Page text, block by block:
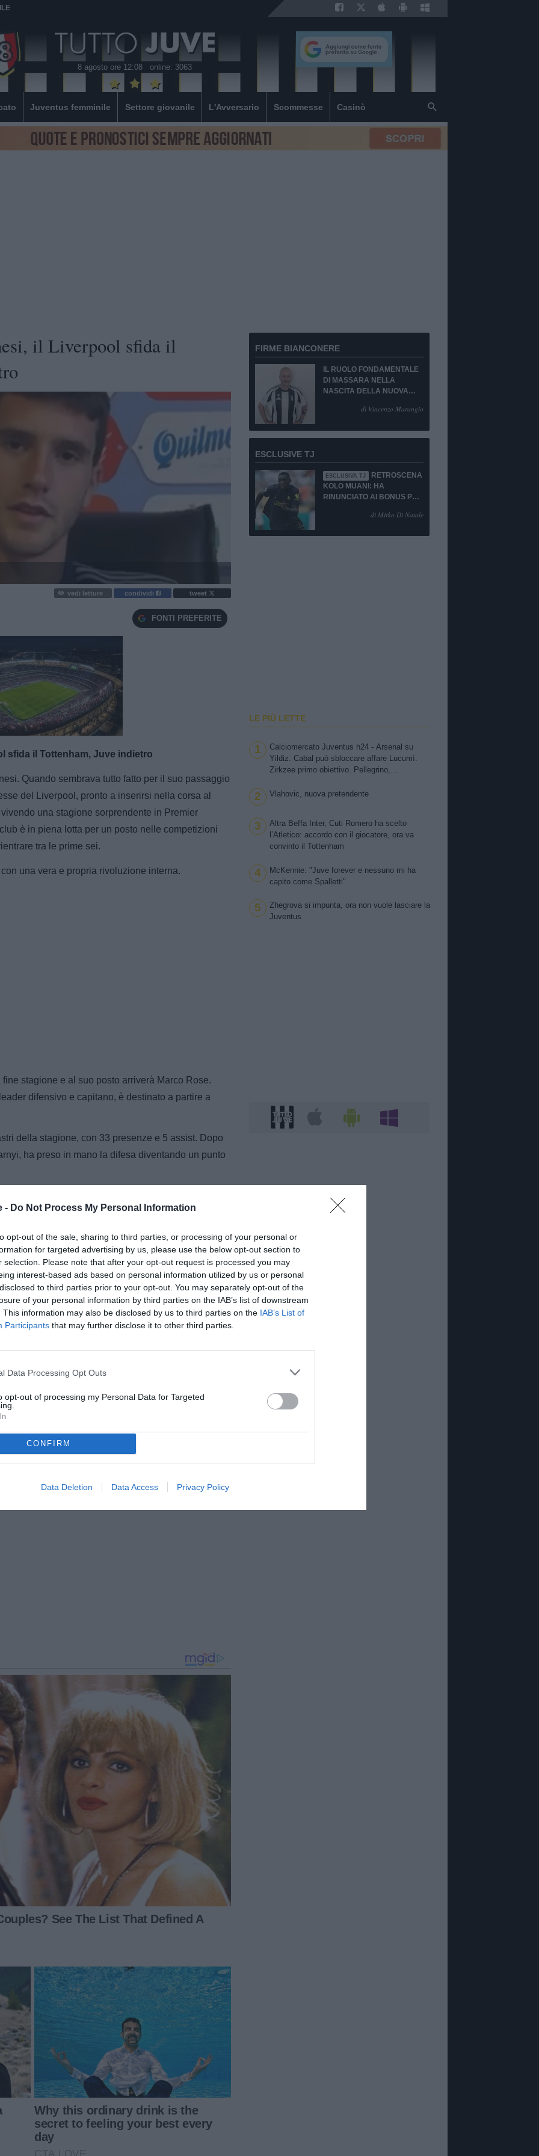
- Do Not Process My Personal Information
opt-out of the sale, sharing to third parties, or processing of your personal or
for targeted advertising by us, please use the below opt-out section to
selection. Please note that after your opt-out request is processed you may
interest-based ads based on personal information utilized by us or personal
to third parties prior to your opt-out. You may separately opt-out of the
of your personal information by third parties on the IAB’s list of downstream
This information may also be disclosed by us to third parties on the IAB’s List of
Participants that may further disclose it to other third parties.
Data Processing Opt Outs
opt-out of processing my Personal Data for Targeted
CONFIRM
Data Deletion Data Access Privacy Policy
8 agosto ore 12:08 online: 3063
Juventus femminile Settore giovanile L'Avversario Scommesse Casinò
il Liverpool sfida il
vedi letture condividi
tweet
FONTI PREFERITE
Loaded
100.00%
sfida il Tottenham, Juve indietro
Quando sembrava tutto fatto per il suo passaggio
del Liverpool, pronto a inserirsi nella corsa al
una stagione sorprendente in Premier
è in piena lotta per un posto nelle competizioni
tra le prime sei.
una vera e propria rivoluzione interna.
stagione e al suo posto arriverà Marco Rose.
difensivo e capitano, è destinato a partire a
della stagione, con 33 presenze e 5 assist. Dopo
ha preso in mano la difesa diventando un punto
aver chiuso l’accordo con il giocatore.
il Liverpool è tornato alla carica.I Reds avevano già
ora sono pronti a riaprire i dialoghi. Nuovi incontri
del contratto. La situazione resta aperta: Tottenham
del mercato estivo, soprattutto perché
resta più indietro e in una posizione difficile
dal 2009, dove segue quotidianamente l’attualità della
e approfondimenti dedicati al mondo bianconero. Opinionista
collabora inoltre con diverse realtà legate
FIRME BIANCONERE
IL RUOLO FONDAMENTALE
DI MASSARA NELLA
NASCITA DELLA NUOVA
di Vincenzo Marangio
ESCLUSIVE TJ
ESCLUSIVA TJ
RETROSCENA
KOLO MUANI: HA
RINUNCIATO AI BONUS PUR
di Mirko Di Natale
LE PIÙ LETTE
1
Calciomercato Juventus h24 - Arsenal su
Yildiz. Cabal può sbloccare affare Lucumì.
Zirkzee primo obiettivo. Pellegrino,
Sorloth sul mercato. Vlahovic, nuova
2 Vlahovic, nuova pretendente
3
Altra Beffa Inter, Cuti Romero ha scelto
l’Atletico: accordo con il giocatore, ora va
convinto il Tottenham
4
McKennie: "Juve forever e nessuno mi ha
capito come Spalletti"
5
Zhegrova si impunta, ora non vuole lasciare la
Juventus